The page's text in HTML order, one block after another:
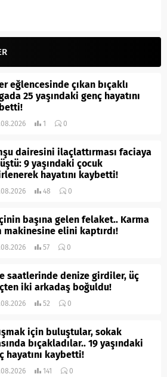
eğlencesinde çıkan bıçaklı
25 yaşındaki genç hayatını
1 0
dairesini ilaçlattırması faciaya
9 yaşındaki çocuk
hayatını kaybetti!
48 0
başına gelen felaket.. Karma
makinesine elini kaptırdı!
57 0
saatlerinde denize girdiler, üç
iki arkadaş boğuldu!
52 0
için buluştular, sokak
bıçakladılar.. 19 yaşındaki
hayatını kaybetti!
141 0